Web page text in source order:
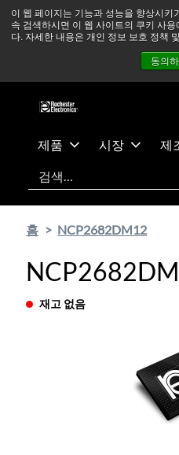
이 웹 페이지는 기능과 성능을 향상시
속 검색하시면 이 웹 사이트의 쿠키 사
다. 자세한 내용은 개인 정보 보호 정책
동의
츠
건
중동 지역 상황을 지속적으로
정상적으로 운영되고
뉴스
제품 시장 제
검색
홈 NCP2682DM12
재고 없음